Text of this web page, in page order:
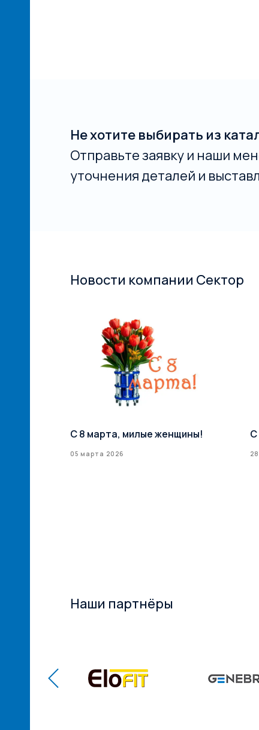
Не хотите выбирать из
Отправьте заявку и наши
уточнения деталей и
Новости компании Сектор
С 8 марта, милые женщины!
05 марта 2026
С
Наши партнёры